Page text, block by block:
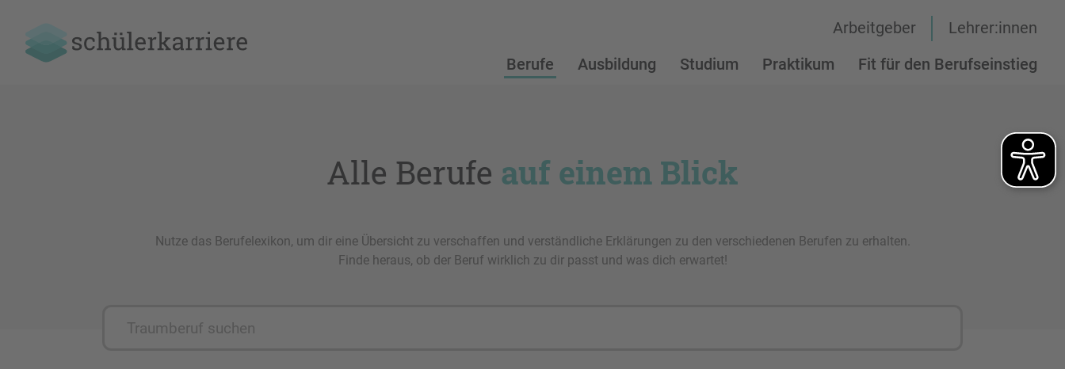
Berufe Ausbildung Studium Praktikum Fit für den Berufseinstieg
Arbeitgeber Lehrer:innen
Alle Berufe auf einem Blick
Nutze das Berufelexikon, um dir eine Übersicht zu verschaffen und verständliche Erklärungen zu den verschiedenen Berufen zu erhalten.
Finde heraus, ob der Beruf wirklich zu dir passt und was dich erwartet!